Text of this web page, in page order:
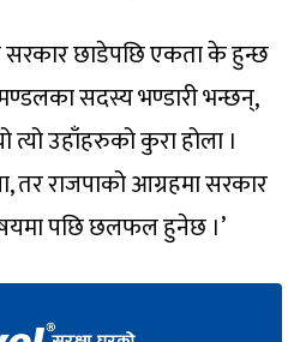
सरकार छाडेपछि एकता के हुन्छ
मण्डलका सदस्य भण्डारी भन्छन्,
त्यो उहाँहरुको कुरा होला ।
तर राजपाको आग्रहमा सरकार
पछि छलफल हुनेछ ।’